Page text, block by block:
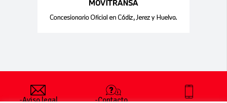
-Aviso legal -Contacto